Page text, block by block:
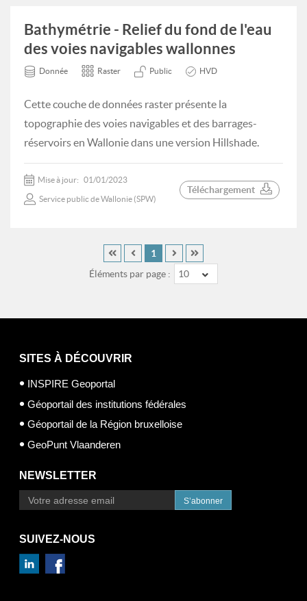
Bathymétrie - Relief du fond de l'eau
des voies navigables wallonnes
Donnée Raster Public HVD
Cette couche de données raster présente la
topographie des voies navigables et des barrages-
réservoirs en Wallonie dans une version Hillshade.
Mise à jour: 01/01/2023
Service public de Wallonie (SPW)
Téléchargement
Éléments par page : 10
1
SITES À DÉCOUVRIR
INSPIRE Geoportal
Géoportail des institutions fédérales
Géoportail de la Région bruxelloise
GeoPunt Vlaanderen
NEWSLETTER
S’abonner
SUIVEZ-NOUS